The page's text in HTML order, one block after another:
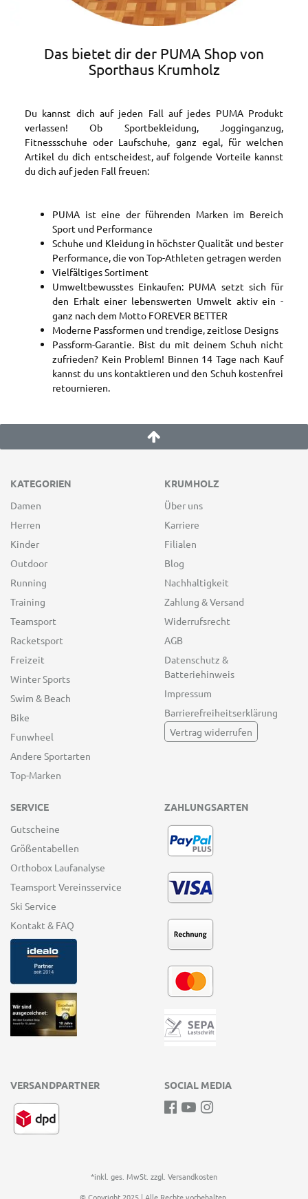
Das bietet dir der PUMA Shop von
Sporthaus Krumholz
Du kannst dich auf jeden Fall auf jedes PUMA Produkt
verlassen! Ob Sportbekleidung, Jogginganzug,
Fitnessschuhe oder Laufschuhe, ganz egal, für welchen
Artikel du dich entscheidest, auf folgende Vorteile kannst
du dich auf jeden Fall freuen:
PUMA ist eine der führenden Marken im Bereich
Sport und Performance
Schuhe und Kleidung in höchster Qualität und bester
Performance, die von Top-Athleten getragen werden
Vielfältiges Sortiment
Umweltbewusstes Einkaufen: PUMA setzt sich für
den Erhalt einer lebenswerten Umwelt aktiv ein -
ganz nach dem Motto FOREVER BETTER
Moderne Passformen und trendige, zeitlose Designs
Passform-Garantie. Bist du mit deinem Schuh nicht
zufrieden? Kein Problem! Binnen 14 Tage nach Kauf
kannst du uns kontaktieren und den Schuh kostenfrei
retournieren.
KATEGORIEN
Damen
Herren
Kinder
Outdoor
Running
Training
Teamsport
Racketsport
Freizeit
Winter Sports
Swim & Beach
Bike
Funwheel
Andere Sportarten
Top-Marken
KRUMHOLZ
Über uns
Karriere
Filialen
Blog
Nachhaltigkeit
Zahlung & Versand
Widerrufsrecht
AGB
Datenschutz &
Batteriehinweis
Impressum
Barrierefreiheitserklärung
Vertrag widerrufen
SERVICE
Gutscheine
Größentabellen
Orthobox Laufanalyse
Teamsport Vereinsservice
Ski Service
Kontakt & FAQ
ZAHLUNGSARTEN
VERSANDPARTNER SOCIAL MEDIA
*inkl. ges. MwSt. zzgl. Versandkosten